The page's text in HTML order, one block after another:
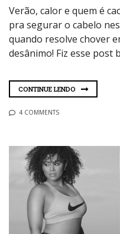
Verão, calor e quem é
pra segurar o cabelo
quando resolve chover
desânimo! Fiz esse post
CONTINUE LENDO
4 COMMENTS